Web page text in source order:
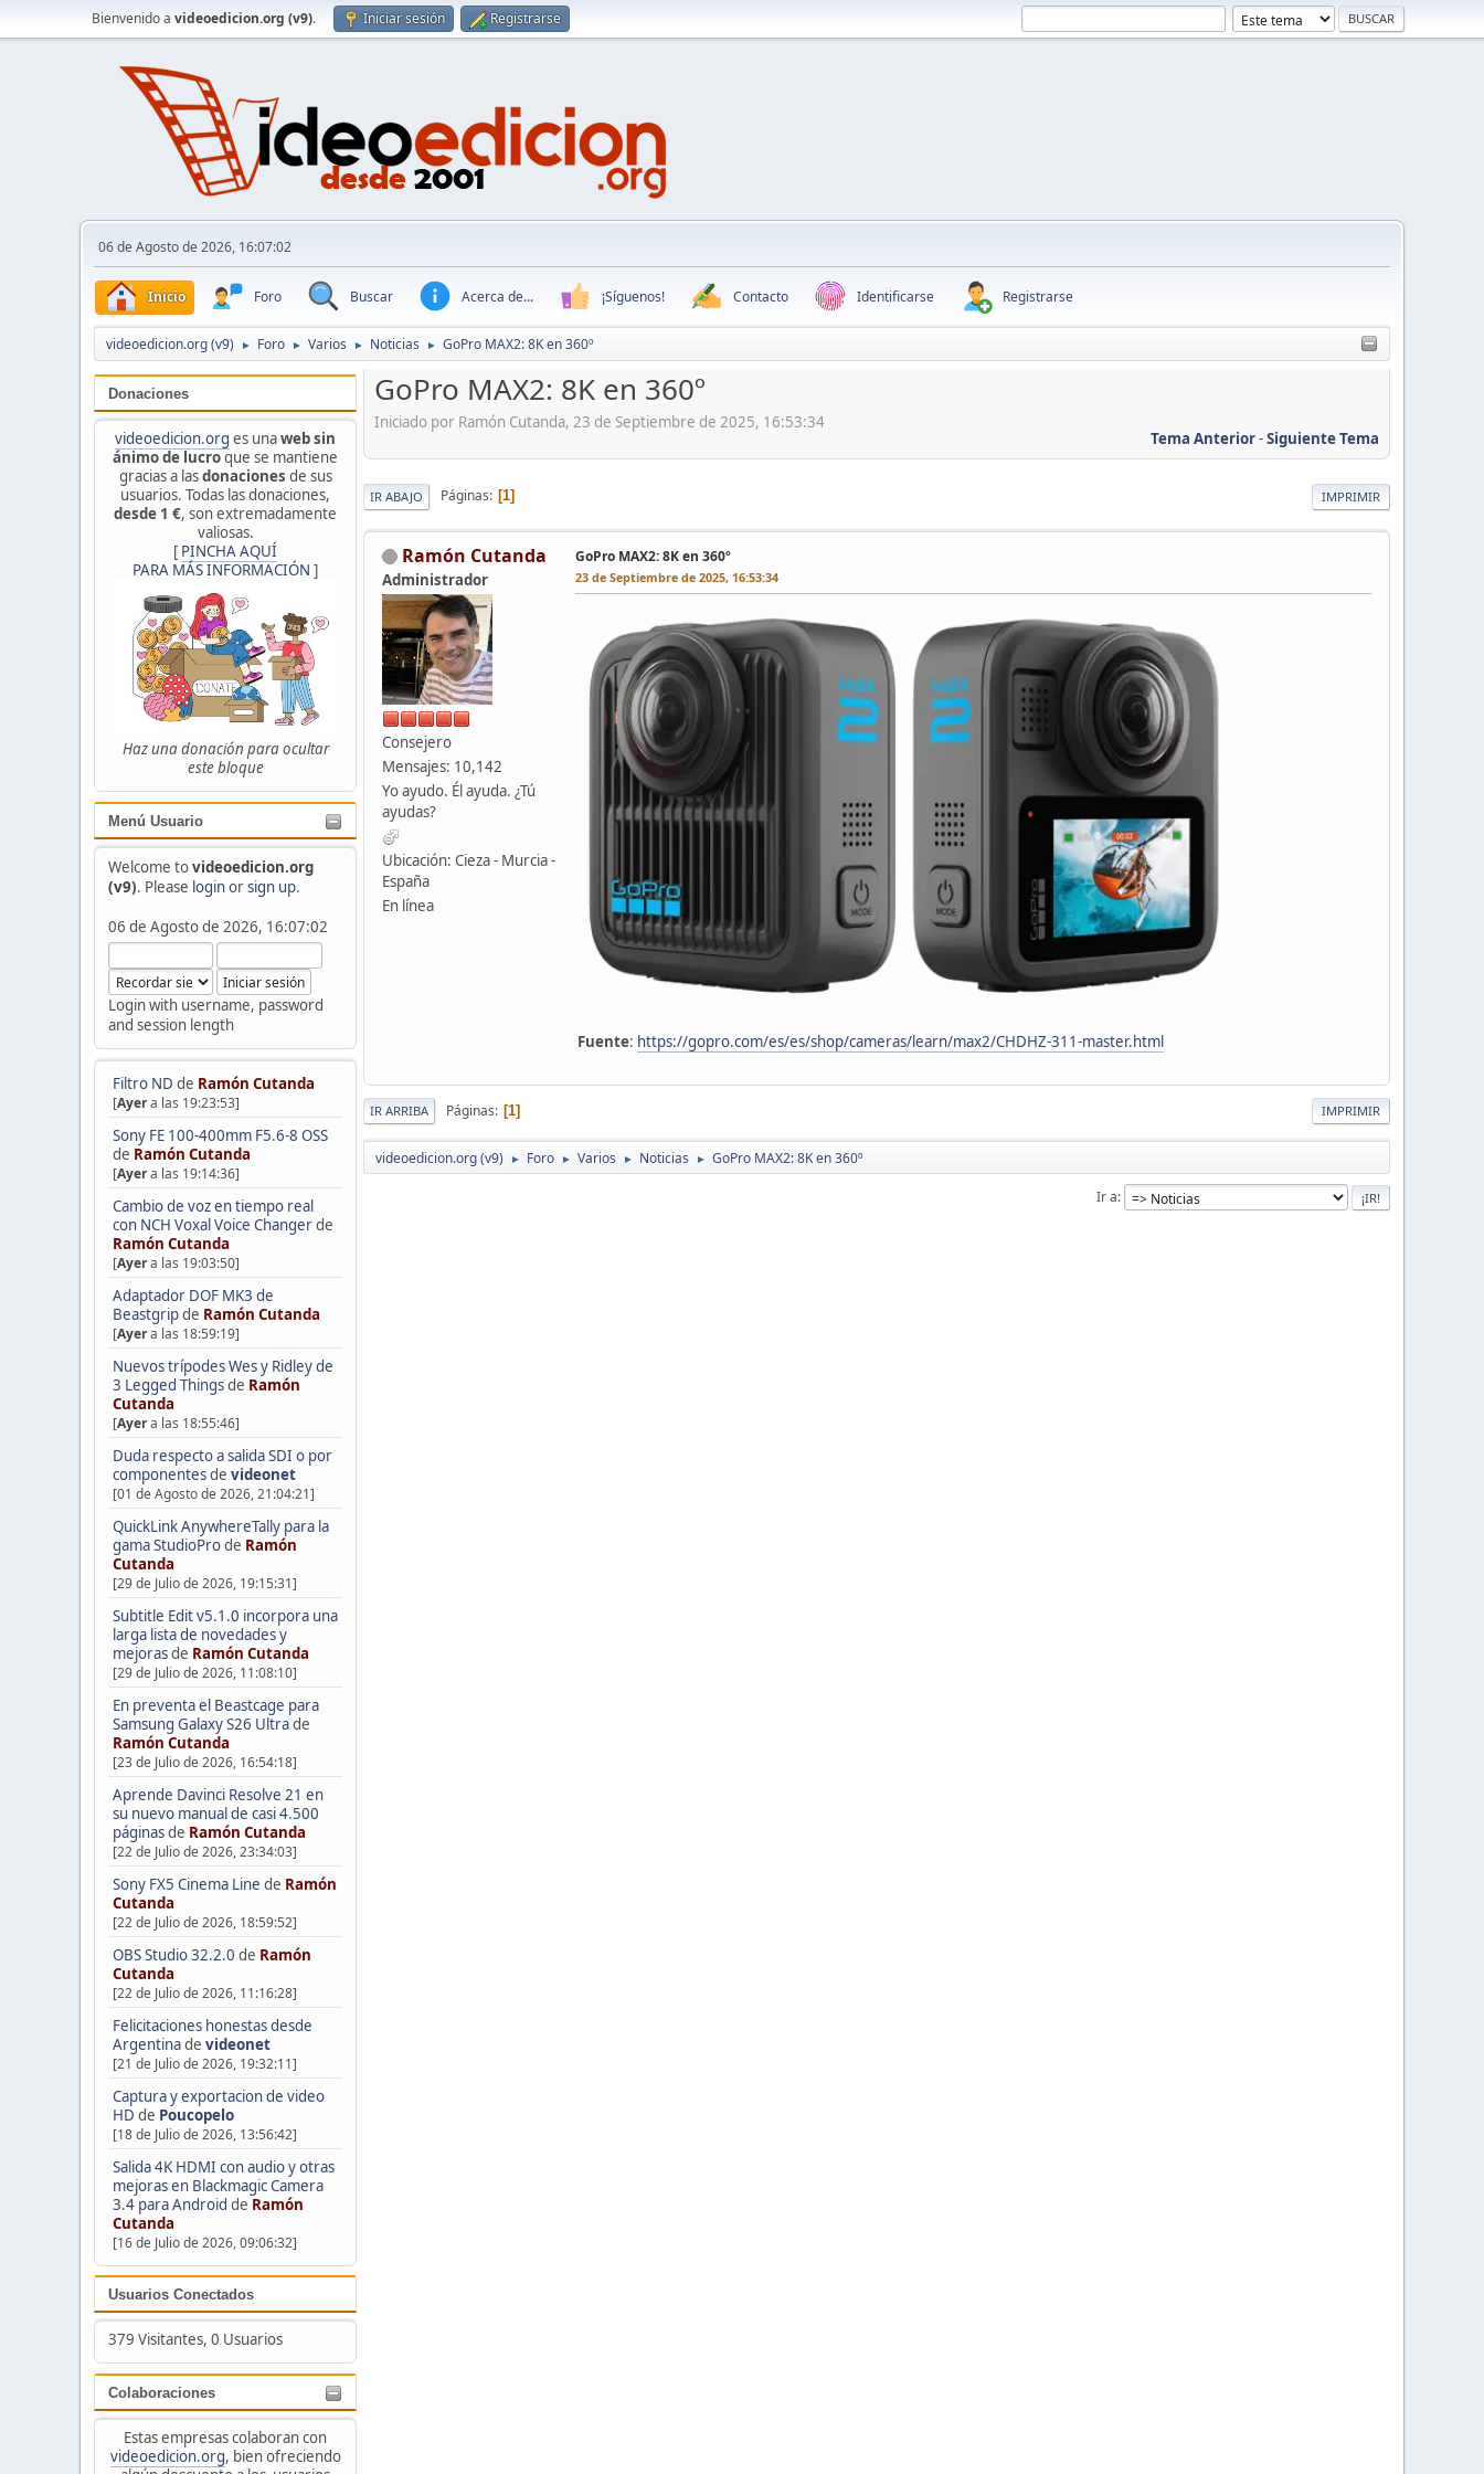
Bienvenido a videoedicion.org (v9). Iniciar sesión Registrarse
06 de Agosto de 2026, 16:07:02
Inicio Foro Buscar Acerca de... ¡Síguenos! Contacto Identificarse Registrarse
videoedicion.org (v9) ► Foro ► Varios ► Noticias ► GoPro MAX2: 8K en 360º
Donaciones
videoedicion.org es unaweb sin
ánimo de lucroque se mantiene
gracias a lasdonaciones de sus
usuarios. Todas las donaciones,
desde 1 €, son extremadamente
valiosas.
[ PINCHA AQUÍ
PARA MÁS INFORMACIÓN ]
Haz una donación para ocultar
este bloque
Menú Usuario
Welcome tovideoedicion.org
(v9). Please loginorsign up.
06 de Agosto de 2026, 16:07:02
Login with username, password
and session length
Filtro ND de Ramón Cutanda
[Ayera las 19:23:53]
Sony FE 100-400mm F5.6-8 OSS
de Ramón Cutanda
[Ayera las 19:14:36]
Cambio de voz en tiempo real
con NCH Voxal Voice Changerde
Ramón Cutanda
[Ayera las 19:03:50]
Adaptador DOF MK3 de
Beastgripde Ramón Cutanda
[Ayera las 18:59:19]
Nuevos trípodes Wes y Ridley de
3 Legged Thingsde Ramón
Cutanda
[Ayera las 18:55:46]
Duda respecto a salida SDI o por
componentesde videonet
[01 de Agosto de 2026, 21:04:21]
QuickLink AnywhereTally para la
gama StudioProde Ramón
Cutanda
[29 de Julio de 2026, 19:15:31]
Subtitle Edit v5.1.0 incorpora una
larga lista de novedades y
mejorasde Ramón Cutanda
[29 de Julio de 2026, 11:08:10]
En preventa el Beastcage para
Samsung Galaxy S26 Ultrade
Ramón Cutanda
[23 de Julio de 2026, 16:54:18]
Aprende Davinci Resolve 21 en
su nuevo manual de casi 4.500
páginasde Ramón Cutanda
[22 de Julio de 2026, 23:34:03]
Sony FX5 Cinema Line de Ramón
Cutanda
[22 de Julio de 2026, 18:59:52]
OBS Studio 32.2.0 de Ramón
Cutanda
[22 de Julio de 2026, 11:16:28]
Felicitaciones honestas desde
Argentinade videonet
[21 de Julio de 2026, 19:32:11]
Captura y exportacion de video
HD de Poucopelo
[18 de Julio de 2026, 13:56:42]
Salida 4K HDMI con audio y otras
mejoras en Blackmagic Camera
3.4 para Android de Ramón
Cutanda
[16 de Julio de 2026, 09:06:32]
Usuarios Conectados
379 Visitantes, 0 Usuarios
Colaboraciones
Estas empresas colaboran con
videoedicion.org, bien ofreciendo
GoPro MAX2: 8K en 360º
Iniciado por Ramón Cutanda, 23 de Septiembre de 2025, 16:53:34
Tema Anterior-Siguiente Tema
IMPRIMIR
IR ABAJO Páginas 1
Ramón Cutanda
Administrador
Consejero
Mensajes: 10,142
Yo ayudo. Él ayuda. ¿Tú
ayudas?
Ubicación: Cieza - Murcia -
España
En línea
GoPro MAX2: 8K en 360º
23 de Septiembre de 2025, 16:53:34
Fuente: https://gopro.com/es/es/shop/cameras/learn/max2/CHDHZ-311-master.html
IMPRIMIR
IR ARRIBA Páginas 1
videoedicion.org (v9) ► Foro ► Varios ► Noticias ► GoPro MAX2: 8K en 360º
Ir a